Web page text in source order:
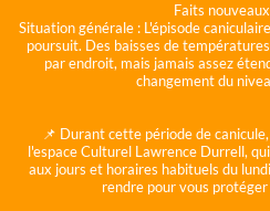
Faits
Situation générale : L'épisode
poursuit. Des baisses de
par endroit, mais jamais assez
changement du
📌 Durant cette période de
l'espace Culturel Lawrence Durrell,
aux jours et horaires habituels du
rendre pour vous